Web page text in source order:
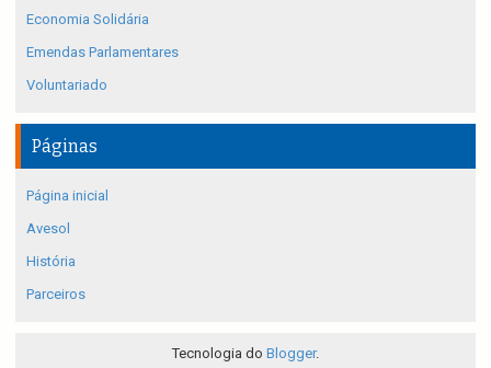
Economia Solidária
Emendas Parlamentares
Voluntariado
Páginas
Página inicial
Avesol
História
Parceiros
Tecnologia do Blogger.